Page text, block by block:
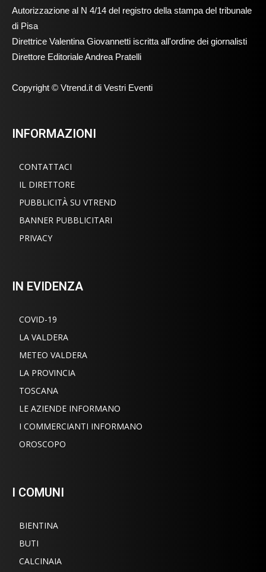
Autorizzazione al N 4/14 del registro della stampa del tribunale
di Pisa
Direttrice Valentina Giovannetti iscritta all'ordine dei giornalisti
Direttore Editoriale Andrea Pratelli
Copyright © Vtrend.it di Vestri Eventi
INFORMAZIONI
CONTATTACI
IL DIRETTORE
PUBBLICITÀ SU VTREND
BANNER PUBBLICITARI
PRIVACY
IN EVIDENZA
COVID-19
LA VALDERA
METEO VALDERA
LA PROVINCIA
TOSCANA
LE AZIENDE INFORMANO
I COMMERCIANTI INFORMANO
OROSCOPO
I COMUNI
BIENTINA
BUTI
CALCINAIA